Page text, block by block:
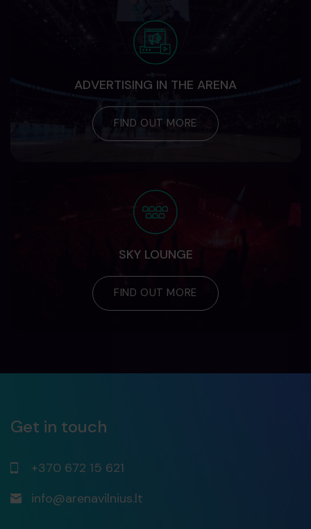
ADVERTISING IN THE ARENA
FIND OUT MORE
SKY LOUNGE
FIND OUT MORE
Get in touch
+370 672 15 621
info@arenavilnius.lt